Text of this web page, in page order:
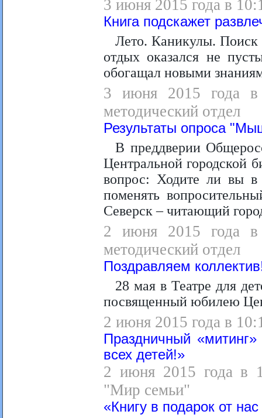
3 июня 2015 года в
Книга подскажет
Лето. Каникулы. Поиск
отдых оказался не
обогащал новыми
3 июня 2015 года в
методический отдел
Результаты опроса
В преддверии
Центральной городской
вопрос: Ходите ли вы в
поменять
Северск – читающий
2 июня 2015 года в
методический отдел
Поздравляем
28 мая в Театре для
посвященный юбилею
2 июня 2015 года в
Праздничный
всех детей!»
2 июня 2015 года в
"Мир семьи"
«Книгу в подарок от